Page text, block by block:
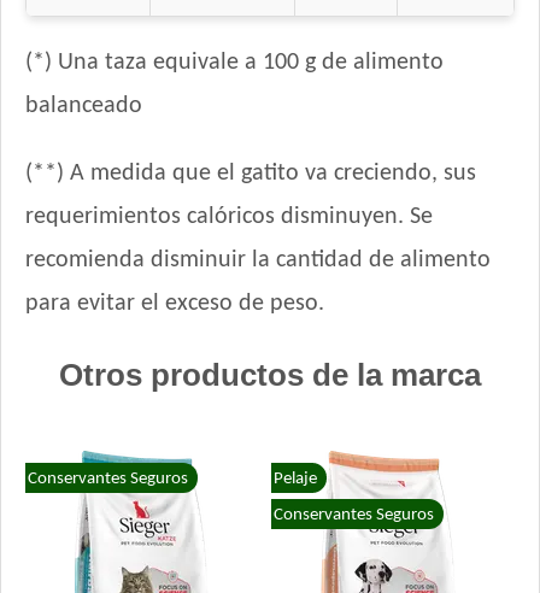
(*) Una taza equivale a 100 g de alimento
balanceado
(**) A medida que el gatito va creciendo, sus
requerimientos calóricos disminuyen. Se
recomienda disminuir la cantidad de alimento
para evitar el exceso de peso.
Otros productos de la marca
Conservantes Seguros
Pelaje
Conservantes Seguros